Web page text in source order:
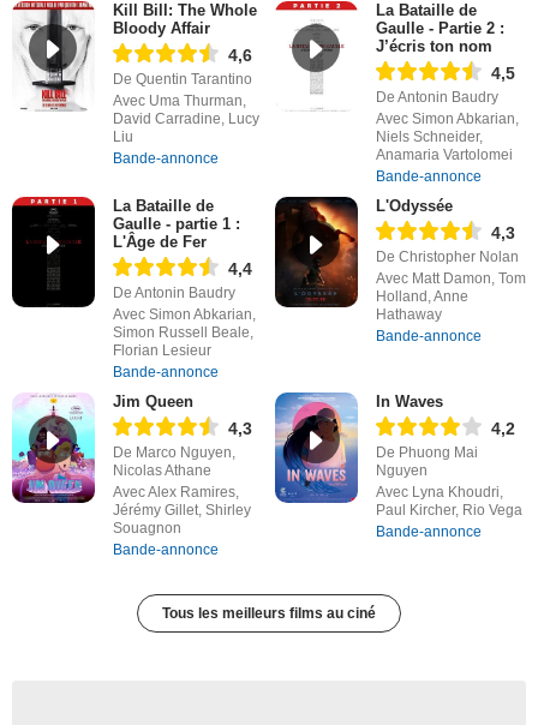
Kill Bill: The Whole
Bloody Affair
4,6
De Quentin Tarantino
Avec Uma Thurman,
David Carradine, Lucy
Liu
Bande-annonce
La Bataille de
Gaulle - Partie 2 :
J’écris ton nom
4,5
De Antonin Baudry
Avec Simon Abkarian,
Niels Schneider,
Anamaria Vartolomei
Bande-annonce
La Bataille de
Gaulle - partie 1 :
L'Âge de Fer
4,4
De Antonin Baudry
Avec Simon Abkarian,
Simon Russell Beale,
Florian Lesieur
Bande-annonce
L'Odyssée
4,3
De Christopher Nolan
Avec Matt Damon, Tom
Holland, Anne
Hathaway
Bande-annonce
Jim Queen
4,3
De Marco Nguyen,
Nicolas Athane
Avec Alex Ramires,
Jérémy Gillet, Shirley
Souagnon
Bande-annonce
In Waves
4,2
De Phuong Mai
Nguyen
Avec Lyna Khoudri,
Paul Kircher, Rio Vega
Bande-annonce
Tous les meilleurs films au ciné